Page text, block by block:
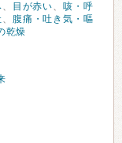
、 目が赤い、咳・呼
、
腹痛・吐き気・嘔
乾燥